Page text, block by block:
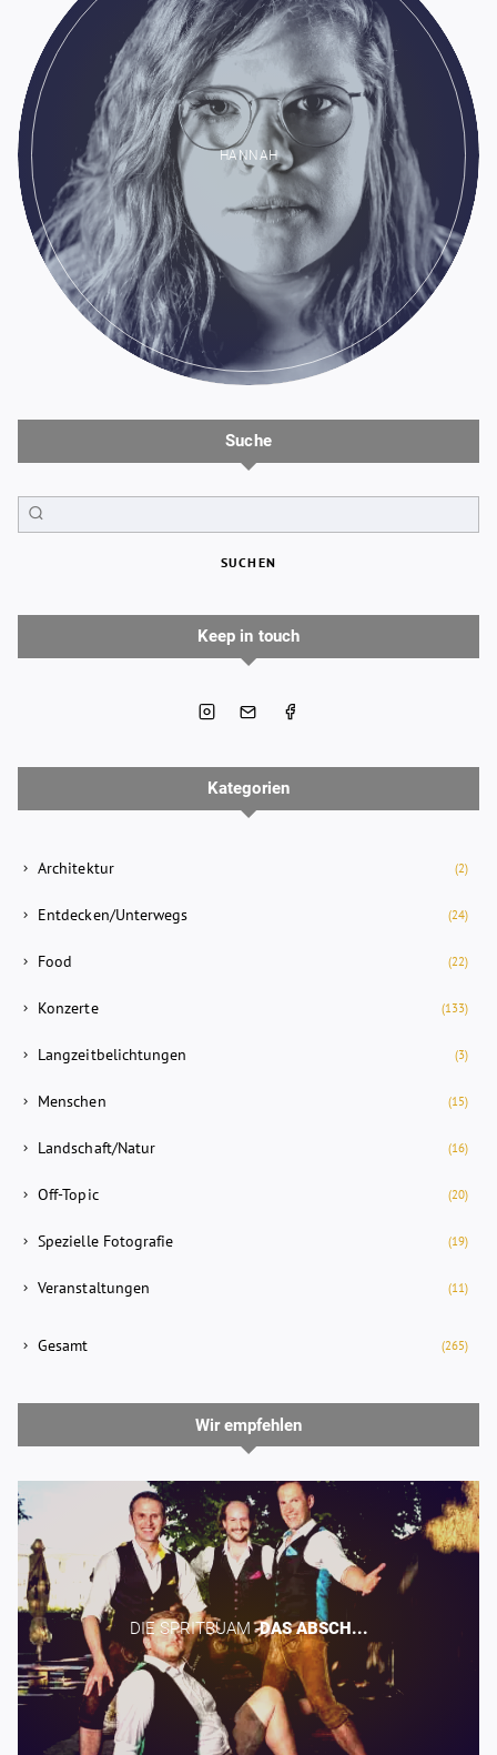
HANNAH
Suche
SUCHEN
Keep in touch
Kategorien
Architektur (2)
Entdecken/Unterwegs (24)
Food (22)
Konzerte (133)
Langzeitbelichtungen (3)
Menschen (15)
Landschaft/Natur (16)
Off-Topic (20)
Spezielle Fotografie (19)
Veranstaltungen (11)
Gesamt (265)
Wir empfehlen
DIE SPRITBUAM -​DAS ABSCH...